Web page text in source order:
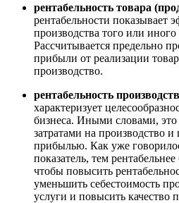
рентабельность товара
рентабельности показывает
производства того или
Рассчитывается предельно
прибыли от реализации
производство.
рентабельность
характеризует
бизнеса. Иными словами,
затратами на производство
прибылью. Как уже
показатель, тем
чтобы повысить
уменьшить себестоимость
услуги и повысить качество